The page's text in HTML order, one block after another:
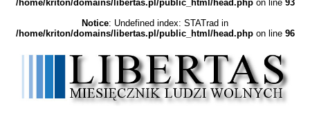
/home/kriton/domains/libertas.pl/public_html/head.phpon line 93
Notice: Undefined index: STATrad in
/home/kriton/domains/libertas.pl/public_html/head.phpon line 96